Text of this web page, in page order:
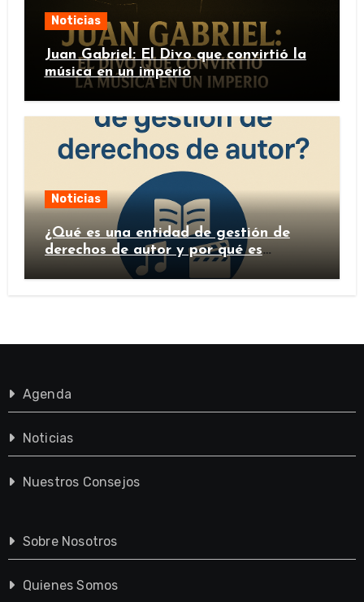
Noticias
Juan Gabriel: El Divo que convirtió la
música en un imperio
Noticias
¿Qué es una entidad de gestión de
derechos de autor y por qué es
importante?
Agenda
Noticias
Nuestros Consejos
Sobre Nosotros
Quienes Somos